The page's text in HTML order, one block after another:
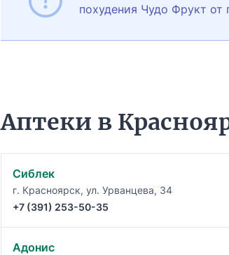
похудения Чудо Фрукт от
Аптеки в
Сиблек
г. Красноярск, ул. Урванцева, 34
+7 (391) 253-50-35
Адонис